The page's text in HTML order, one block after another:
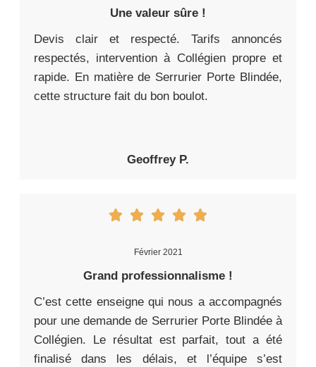
Une valeur sûre !
Devis clair et respecté. Tarifs annoncés
respectés, intervention à Collégien propre et
rapide. En matière de Serrurier Porte Blindée,
cette structure fait du bon boulot.
Geoffrey P.
Février 2021
Grand professionnalisme !
C’est cette enseigne qui nous a accompagnés
pour une demande de Serrurier Porte Blindée à
Collégien. Le résultat est parfait, tout a été
finalisé dans les délais, et l’équipe s’est